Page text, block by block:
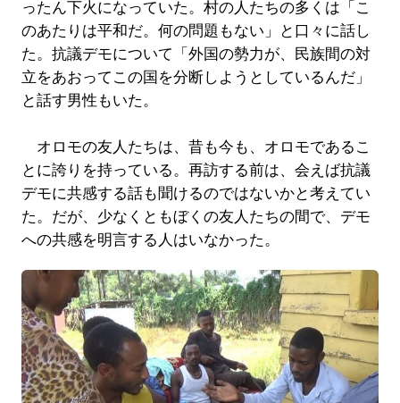
ったん下火になっていた。村の人たちの多くは「こ
のあたりは平和だ。何の問題もない」と口々に話し
た。抗議デモについて「外国の勢力が、民族間の対
立をあおってこの国を分断しようとしているんだ」
と話す男性もいた。
オロモの友人たちは、昔も今も、オロモであるこ
とに誇りを持っている。再訪する前は、会えば抗議
デモに共感する話も聞けるのではないかと考えてい
た。だが、少なくともぼくの友人たちの間で、デモ
への共感を明言する人はいなかった。